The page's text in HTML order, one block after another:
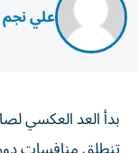
علي نجم
بدأ العد العكسي